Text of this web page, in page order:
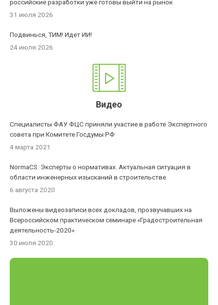
российские разработки уже готовы выйти на рынок
31 июля 2026
Подвинься, ТИМ! Идет ИИ!
24 июля 2026
Видео
Специалисты ФАУ ФЦС приняли участие в работе Экспертного
совета при Комитете Госдумы РФ
4 марта 2021
NormaCS. Эксперты о нормативах. Актуальная ситуация в
области инженерных изысканий в строительстве
6 августа 2020
Выложены видеозаписи всех докладов, прозвучавших на
Всероссийском практическом семинаре «Градостроительная
деятельность-2020»
30 июля 2020